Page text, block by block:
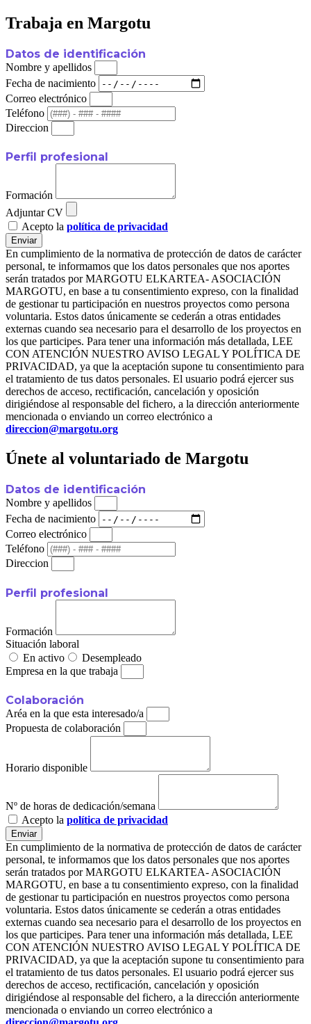
Trabaja en Margotu
Datos de identificación
Nombre y apellidos
Fecha de nacimiento
Correo electrónico
Teléfono
Direccion
Perfil profesional
Formación
Adjuntar CV
Acepto la política de privacidad
Enviar
En cumplimiento de la normativa de protección de datos de carácter
personal, te informamos que los datos personales que nos aportes
serán tratados por MARGOTU ELKARTEA- ASOCIACIÓN
MARGOTU, en base a tu consentimiento expreso, con la finalidad
de gestionar tu participación en nuestros proyectos como persona
voluntaria. Estos datos únicamente se cederán a otras entidades
externas cuando sea necesario para el desarrollo de los proyectos en
los que participes. Para tener una información más detallada, LEE
CON ATENCIÓN NUESTRO AVISO LEGAL Y POLÍTICA DE
PRIVACIDAD, ya que la aceptación supone tu consentimiento para
el tratamiento de tus datos personales. El usuario podrá ejercer sus
derechos de acceso, rectificación, cancelación y oposición
dirigiéndose al responsable del fichero, a la dirección anteriormente
mencionada o enviando un correo electrónico a
direccion@margotu.org
Únete al voluntariado de Margotu
Datos de identificación
Nombre y apellidos
Fecha de nacimiento
Correo electrónico
Teléfono
Direccion
Perfil profesional
Formación
Situación laboral
En activo
Desempleado
Empresa en la que trabaja
Colaboración
Aréa en la que esta interesado/a
Propuesta de colaboración
Horario disponible
Nº de horas de dedicación/semana
Acepto la política de privacidad
Enviar
En cumplimiento de la normativa de protección de datos de carácter
personal, te informamos que los datos personales que nos aportes
serán tratados por MARGOTU ELKARTEA- ASOCIACIÓN
MARGOTU, en base a tu consentimiento expreso, con la finalidad
de gestionar tu participación en nuestros proyectos como persona
voluntaria. Estos datos únicamente se cederán a otras entidades
externas cuando sea necesario para el desarrollo de los proyectos en
los que participes. Para tener una información más detallada, LEE
CON ATENCIÓN NUESTRO AVISO LEGAL Y POLÍTICA DE
PRIVACIDAD, ya que la aceptación supone tu consentimiento para
el tratamiento de tus datos personales. El usuario podrá ejercer sus
derechos de acceso, rectificación, cancelación y oposición
dirigiéndose al responsable del fichero, a la dirección anteriormente
mencionada o enviando un correo electrónico a